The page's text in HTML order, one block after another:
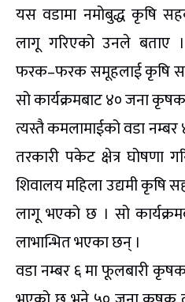
यस वडामा नमोबुद्ध कृषि
लागू गरिएको उनले बताए
फरक–फरक समूहलाई कृषि
सो कार्यक्रमबाट ४० जना
त्यस्तै कमलामाईको वडा नम्बर
तरकारी पकेट क्षेत्र घोषणा
शिवालय महिला उद्यमी कृषि
लागू भएको छ । सो
लाभान्भित भएका छन् ।
वडा नम्बर ६ मा फूलबारी